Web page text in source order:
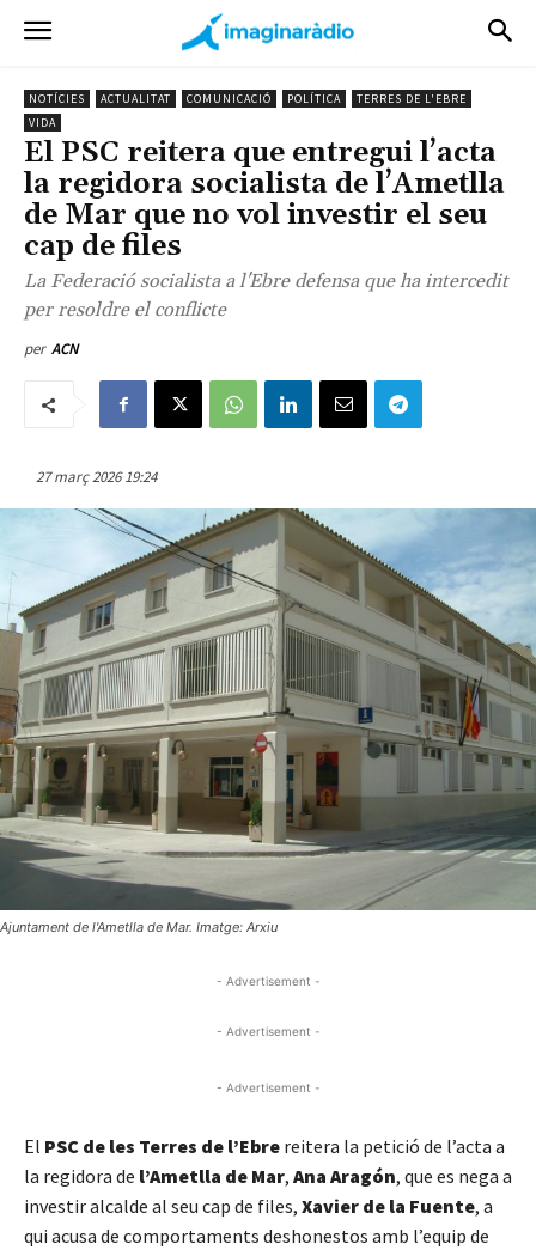
NOTÍCIES ACTUALITAT COMUNICACIÓ POLÍTICA
TERRES DE L'EBRE
VIDA
El PSC reitera que entregui l’acta
la regidora socialista de l’Ametlla
de Mar que no vol investir el seu
cap de files
La Federació socialista a l'Ebre defensa que ha intercedit
per resoldre el conflicte
per ACN
27 març 2026 19:24
Ajuntament de l'Ametlla de Mar. Imatge: Arxiu
- Advertisement -
- Advertisement -
- Advertisement -
El PSC de les Terres de l’Ebre reitera la petició de l’acta a
la regidora de l’Ametlla de Mar, Ana Aragón, que es nega a
investir alcalde al seu cap de files, Xavier de la Fuente, a
qui acusa de comportaments deshonestos amb l’equip de